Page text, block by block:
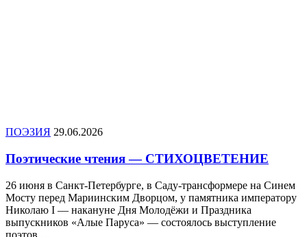
ПОЭЗИЯ 29.06.2026
Поэтические чтения — СТИХОЦВЕТЕНИЕ
26 июня в Санкт-Петербурге, в Саду-трансформере на Синем
Мосту перед Мариинским Дворцом, у памятника императору
Николаю I — накануне Дня Молодёжи и Праздника
выпускников «Алые Паруса» — состоялось выступление
поэтов,…